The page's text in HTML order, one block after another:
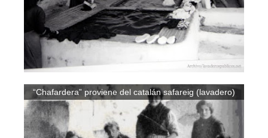
“Chafardera” proviene del catalán safareig (lavadero)